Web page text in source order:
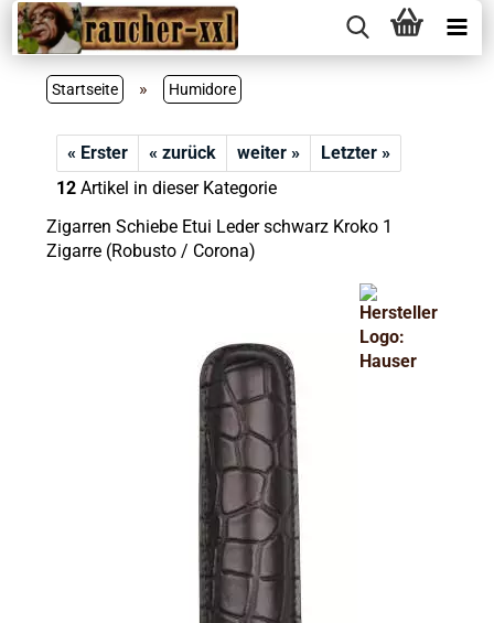
Startseite » Humidore
« Erster « zurück weiter »
Letzter »
12Artikel in dieser Kategorie
Zigarren Schiebe Etui Leder schwarz Kroko 1
Zigarre (Robusto / Corona)